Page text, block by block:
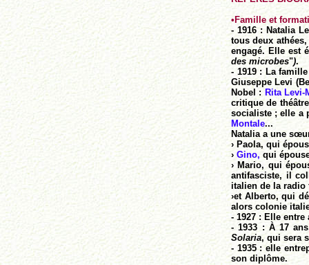
• Famille et
- 1916 : Natalia
tous deux
engagé. Elle est
des microbes").
- 1919 : La
Giuseppe Levi
Nobel : Rita
critique de
socialiste ; elle a
Montale...
Natalia a une
› Paola, qui
› Gino, qui
› Mario, qui
antifasciste, il
italien de la radio
›et Alberto, qui
alors colonie
- 1927 : Elle
- 1933 : À 17
Solaria, qui sera
- 1935 : elle
son diplôme.